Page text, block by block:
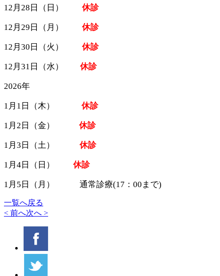
12月28日（日） 休診
12月29日（月） 休診
12月30日（火） 休診
12月31日（水） 休診
2026年
1月1日（木） 休診
1月2日（金） 休診
1月3日（土） 休診
1月4日（日） 休診
1月5日（月） 通常診療(17：00まで)
一覧へ戻る
< 前へ次へ >